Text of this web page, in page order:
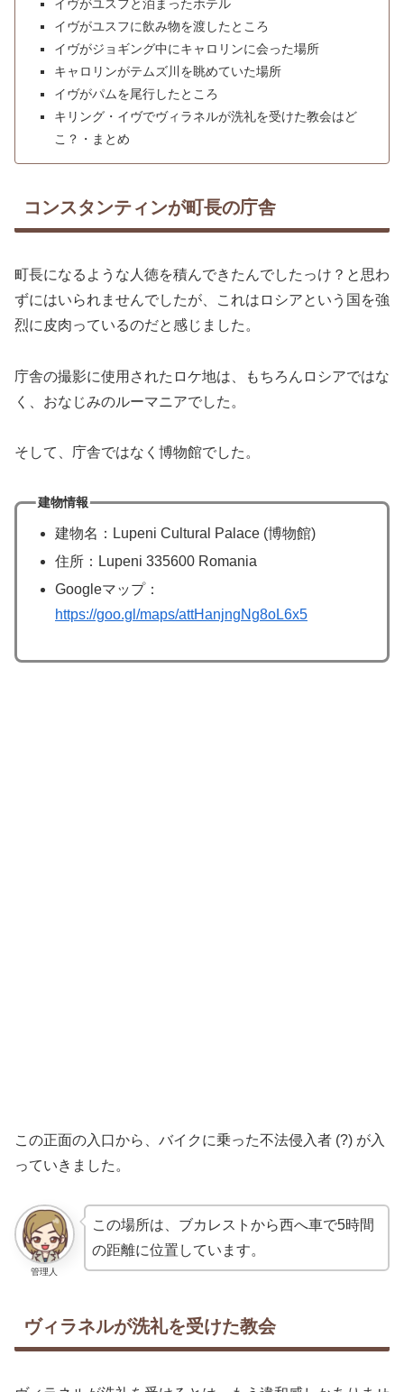
イヴがユスフと泊まったホテル
イヴがユスフに飲み物を渡したところ
イヴがジョギング中にキャロリンに会った場所
キャロリンがテムズ川を眺めていた場所
イヴがパムを尾行したところ
キリング・イヴでヴィラネルが洗礼を受けた教会はど
こ？・まとめ
コンスタンティンが町長の庁舎
町長になるような人徳を積んできたんでしたっけ？と思わ
ずにはいられませんでしたが、これはロシアという国を強
烈に皮肉っているのだと感じました。
庁舎の撮影に使用されたロケ地は、もちろんロシアではな
く、おなじみのルーマニアでした。
そして、庁舎ではなく博物館でした。
建物情報
建物名：Lupeni Cultural Palace (博物館)
住所：Lupeni 335600 Romania
Googleマップ：
https://goo.gl/maps/attHanjngNg8oL6x5
この正面の入口から、バイクに乗った不法侵入者 (?) が入
っていきました。
管理人
この場所は、ブカレストから西へ車で5時間
の距離に位置しています。
ヴィラネルが洗礼を受けた教会